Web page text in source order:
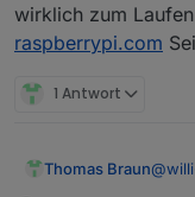
wirklich zum
raspberrypi.com
1 Antwort
Thomas Braun@